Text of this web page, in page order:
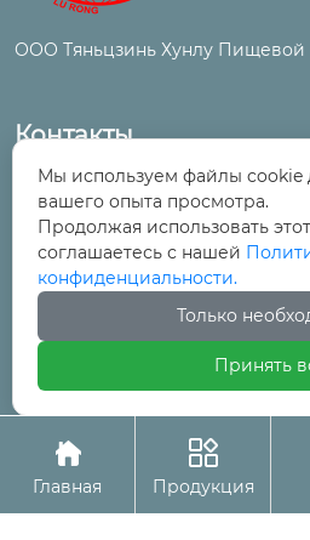
ООО Тяньцзинь Хунлу Пищевой
Контакты

№ 6, улица Цинтун,
торговый парк,
Уцин, Тяньцзинь
 +86-22-29525277
+86-22-29525278
Авторское право©ООО

Главная

Продукция
Мы используем файлы cookie
вашего опыта просмотра.
Продолжая использовать
соглашаетесь с нашей
конфиденциальности.
Только
Принять